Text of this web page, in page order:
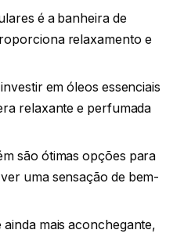
é a banheira de
relaxamento e
em óleos essenciais
relaxante e perfumada
são ótimas opções para
uma sensação de bem-
mais aconchegante,